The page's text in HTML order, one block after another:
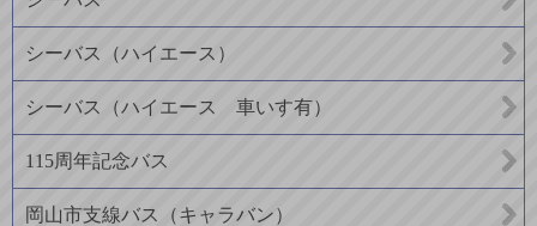
シーバス（ハイエース）
シーバス（ハイエース 車いす有）
115周年記念バス
岡山市支線バス（キャラバン）